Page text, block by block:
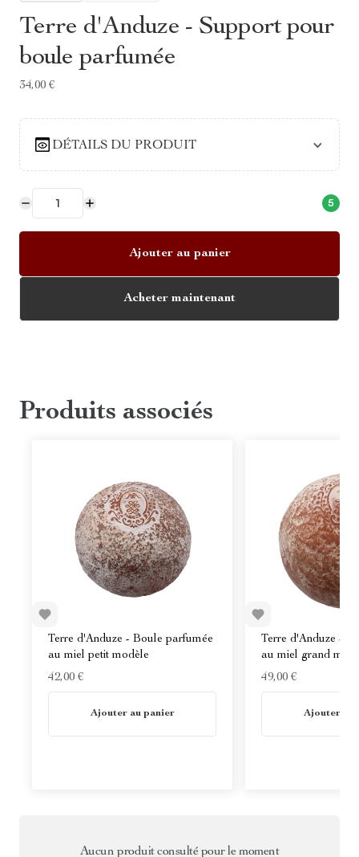
Terre d'Anduze - Support pour
boule parfumée
34,00 €
DÉTAILS DU PRODUIT
5
Ajouter au panier
Acheter maintenant
Produits associés
Terre d'Anduze - Boule parfumée
au miel petit modèle
42,00 €
Ajouter au panier
Terre d'Anduze -
au miel grand
49,00 €
Ajouter au
Aucun produit consulté pour le moment